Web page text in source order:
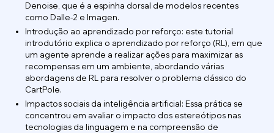
Denoise, que é a espinha dorsal de modelos recentes
como Dalle-2 e Imagen.
Introdução ao aprendizado por reforço: este tutorial
introdutório explica o aprendizado por reforço (RL), em que
um agente aprende a realizar ações para maximizar as
recompensas em um ambiente, abordando várias
abordagens de RL para resolver o problema clássico do
CartPole.
Impactos sociais da inteligência artificial: Essa prática se
concentrou em avaliar o impacto dos estereótipos nas
tecnologias da linguagem e na compreensão de